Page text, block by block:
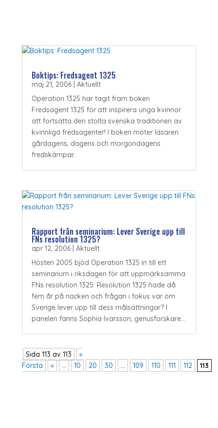
Boktips: Fredsagent 1325
maj 21, 2006| Aktuellt
Operation 1325 har tagit fram boken
Fredsagent 1325 för att inspirera unga kvinnor
att fortsätta den stolta svenska traditionen av
kvinnliga fredsagenter! I boken möter läsaren
gårdagens, dagens och morgondagens
fredskämpar.
Rapport från seminarium: Lever Sverige upp till
FNs resolution 1325?
apr 12, 2006| Aktuellt
Hösten 2005 bjöd Operation 1325 in till ett
seminarium i riksdagen för att uppmärksamma
FNs resolution 1325. Resolution 1325 hade då
fem år på nacken och frågan i fokus var om
Sverige lever upp till dess målsättningar? I
panelen fanns Sophia Ivarsson, genusforskare...
Sida 113 av 113
«
Första
« ... 10 20 30 ... 109 110 111 112 113